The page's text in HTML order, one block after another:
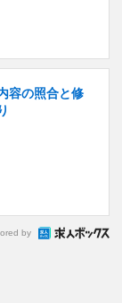
容の照合と修
by